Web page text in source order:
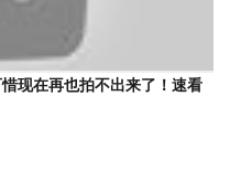
现在再也拍不出来了！速看